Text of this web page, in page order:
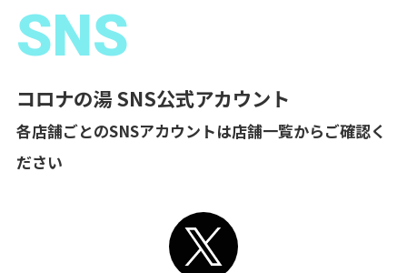
SNS
コロナの湯 SNS公式アカウント
各店舗ごとのSNSアカウントは店舗一覧からご確認く
ださい